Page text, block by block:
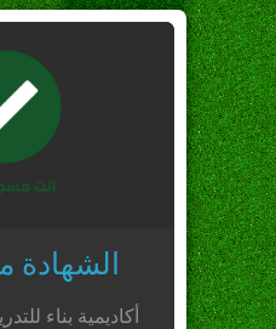
أكاديمية بناء